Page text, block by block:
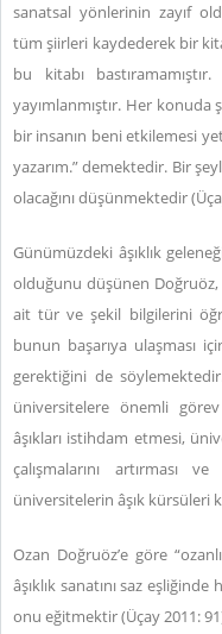
sanatsal yönlerinin zayıf
tüm şiirleri kaydederek bir
bu kitabı
yayımlanmıştır. Her konuda
bir insanın beni etkilemesi
yazarım.” demektedir. Bir
olacağını düşünmektedir
Günümüzdeki âşıklık
olduğunu düşünen Doğruöz,
ait tür ve şekil bilgilerini
bunun başarıya ulaşması
gerektiğini de
üniversitelere önemli
âşıkları istihdam etmesi,
çalışmalarını artırması
üniversitelerin âşık kürsüleri
Ozan Doğruöz’e göre
âşıklık sanatını saz
onu eğitmektir (Üçay 2011: